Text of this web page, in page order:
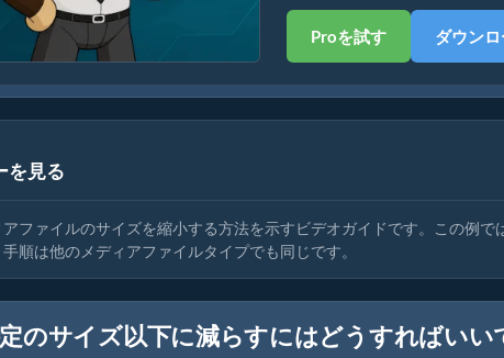
Proを試す ダウンロ
を見る
（簡単ガイド）
ファイルのサイズを縮小する方法を示すビデオガイドです。この例
順は他のメディアファイルタイプでも同じです。
のサイズ以下に減らすにはどうすればいい